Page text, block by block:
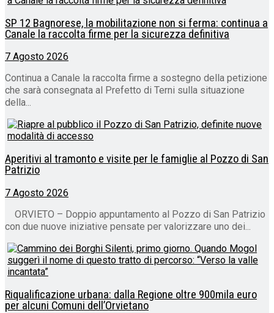
SP 12 Bagnorese, la mobilitazione non si ferma: continua a
Canale la raccolta firme per la sicurezza definitiva
7 Agosto 2026
Continua a Canale la raccolta firme a sostegno della petizione
che sarà consegnata al Prefetto di Terni sulla situazione
della...
Aperitivi al tramonto e visite per le famiglie al Pozzo di San
Patrizio
7 Agosto 2026
ORVIETO – Doppio appuntamento al Pozzo di San Patrizio
con due nuove iniziative pensate per valorizzare uno dei...
Riqualificazione urbana: dalla Regione oltre 900mila euro
per alcuni Comuni dell’Orvietano